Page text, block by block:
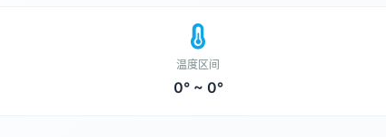
温度区间
0° ~ 0°